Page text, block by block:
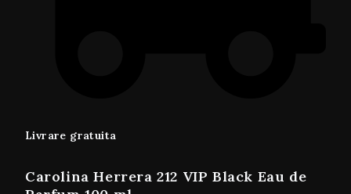
Livrare gratuita
Carolina Herrera 212 VIP Black Eau de